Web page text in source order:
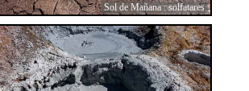
Sol de Mañana : solfatares